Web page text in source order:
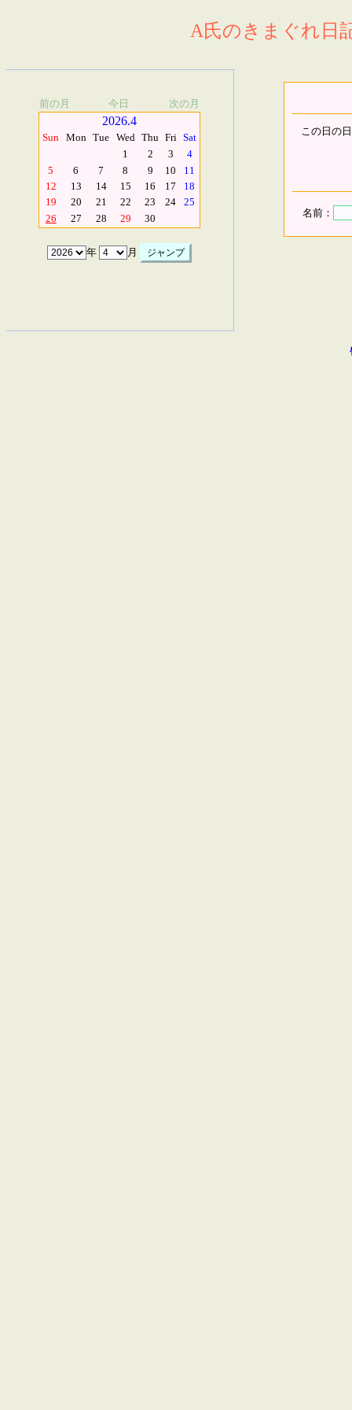
A氏のきまぐれ日
前の月 今日 次の月
2026.4
Sun Mon Tue Wed Thu Fri Sat
1
2 3
4
5
6 7 8 9 10
11
12
13 14 15 16 17
18
19
20 21 22 23 24
25
26
27 28 29 30
年 月
この日の
名前：